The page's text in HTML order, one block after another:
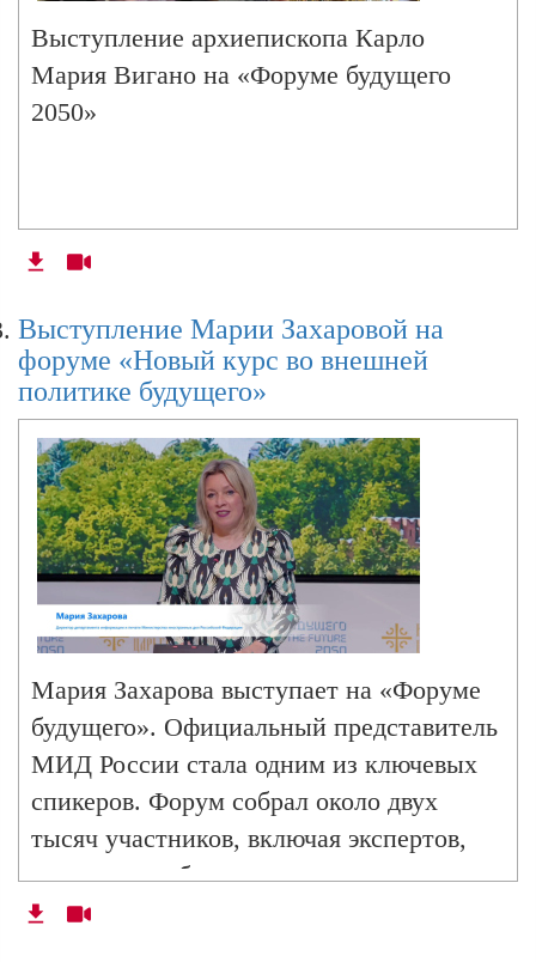
Выступление архиепископа Карло
Мария Вигано на «Форуме будущего
2050»
Выступление Марии Захаровой на
форуме «Новый курс во внешней
политике будущего»
Мария Захарова выступает на «Форуме
будущего». Официальный представитель
МИД России стала одним из ключевых
спикеров. Форум собрал около двух
тысяч участников, включая экспертов,
политиков и бизнесменов, среди которых
также такие известные персоны, как